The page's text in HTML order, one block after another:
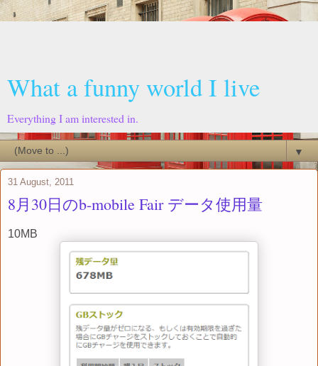
What a funny world I live
Everything I am interested in.
▼
31 August, 2011
8月30日のb-mobile Fair データ使用量
10MB